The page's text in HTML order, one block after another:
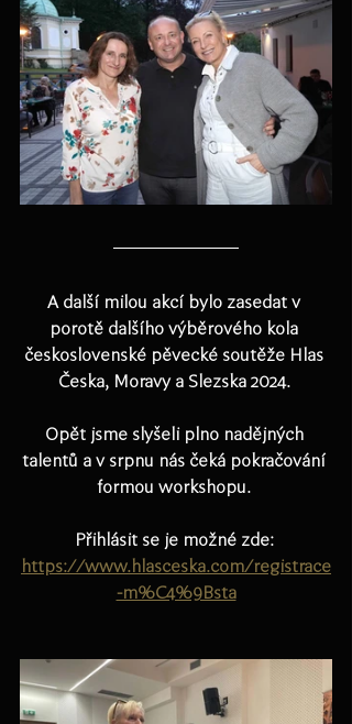
A další milou akcí bylo zasedat v
porotě dalšího výběrového kola
československé pěvecké soutěže Hlas
Česka, Moravy a Slezska 2024.
Opět jsme slyšeli plno nadějných
talentů a v srpnu nás čeká pokračování
formou workshopu.
Přihlásit se je možné zde:
https://www.hlasceska.com/registrace
-m%C4%9Bsta